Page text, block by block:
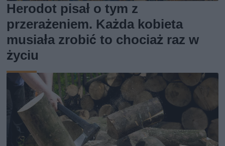
Herodot pisał o tym z
przerażeniem. Każda kobieta
musiała zrobić to chociaż raz w
życiu